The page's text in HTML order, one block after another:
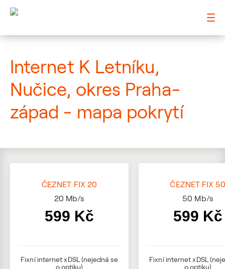
Internet K Letníku,
Nučice, okres Praha-
západ - mapa pokrytí
ČEZNET FIX 20
20 Mb/s
599 Kč
Fixní internet xDSL (nejedná se
o optiku)
ČEZNET FIX
50 Mb/s
599 Kč
Fixní internet xDSL
o optiku)
: Mapa pokrytí ulice